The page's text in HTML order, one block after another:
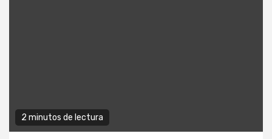
2 minutos de lectura